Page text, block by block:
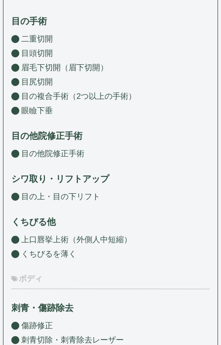
目の手術
二重切開
目頭切開
眉毛下切開（眉下切開）
目尻切開
目の複合手術（2つ以上の手術）
眼瞼下垂
目の他院修正手術
目の他院修正手術
シワ取り・リフトアップ
目の上・目の下リフト
くちびる他
上口唇挙上術（外側人中短縮）
くちびるを薄く
ボディ
刺青・傷跡除去
傷跡修正
刺青切除・刺青除去レーザー